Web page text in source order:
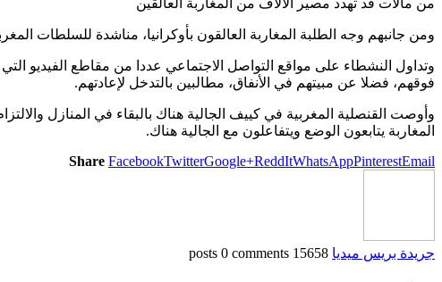
ومن جانبهم وجه الطلبة المغاربة العالقون بأوكرانيا، مناشدة للسلطات
وتداول النشطاء على مواقع التواصل الاجتماعي عددا من مقاطع الفيديو
فوقهم، فضلا عن مبيتهم في الأنفاق، مطالبين بالتدخل لإعادتهم.
وأوصت القنصلية المغربية في كييف الجالية هناك بالبقاء في المنازل
المغاربة يتابعون الوضع ويتفاعلون مع الجالية هناك.
Share FacebookTwitterGoogle+ReddItWhatsAppPinterestEmail
جريدة بريس ميديا 15658 posts
0 comments